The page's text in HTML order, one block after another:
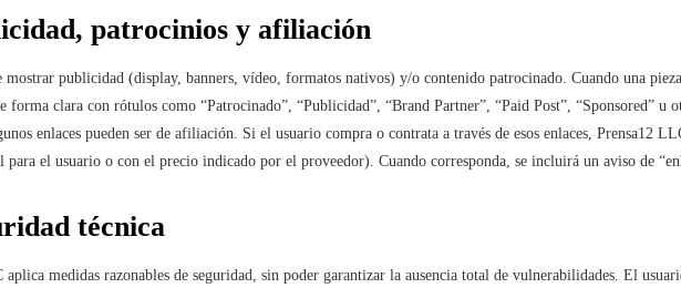
patrocinios y afiliación
publicidad (display, banners, vídeo, formatos nativos) y/o contenido patrocinado. Cuando una
forma clara con rótulos como “Patrocinado”, “Publicidad”, “Brand Partner”, “Paid Post”, “Sponsored” u
enlaces pueden ser de afiliación. Si el usuario compra o contrata a través de esos enlaces, Prensa12
para el usuario o con el precio indicado por el proveedor). Cuando corresponda, se incluirá un aviso de
técnica
aplica medidas razonables de seguridad, sin poder garantizar la ausencia total de vulnerabilidades. El